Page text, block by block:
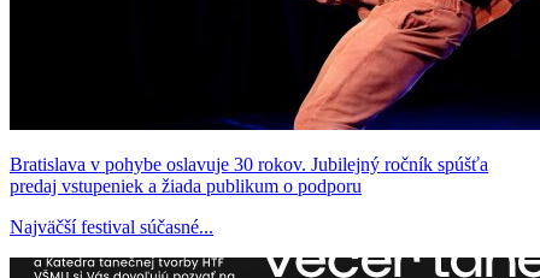
Bratislava v pohybe oslavuje 30 rokov. Jubilejný ročník spúšťa
predaj vstupeniek a žiada publikum o podporu
Najväčší festival súčasné...